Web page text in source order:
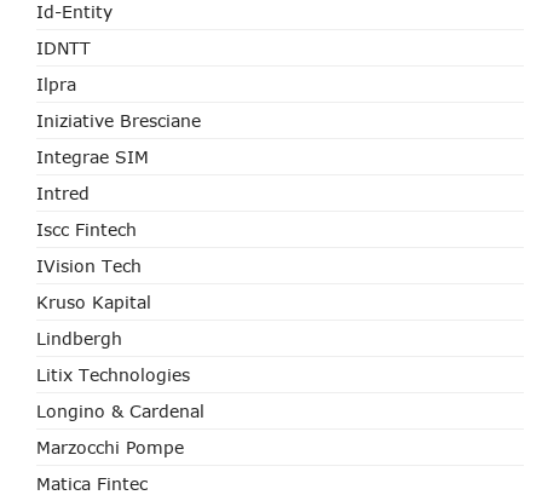
Id-Entity
IDNTT
Ilpra
Iniziative Bresciane
Integrae SIM
Intred
Iscc Fintech
IVision Tech
Kruso Kapital
Lindbergh
Litix Technologies
Longino & Cardenal
Marzocchi Pompe
Matica Fintec